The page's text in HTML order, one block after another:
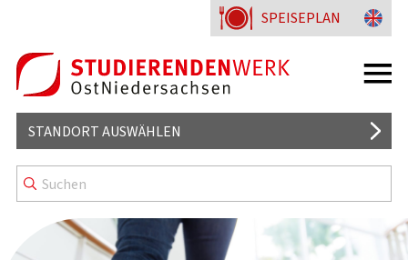
STANDORT AUSWÄHLEN
MENSA
WISSENSWERTES
SPEISEPLAN